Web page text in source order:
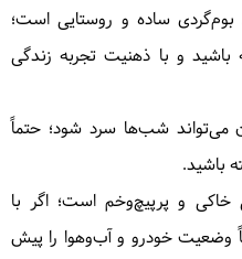
بوم‌گردی ساده و روستایی است؛
باشید و با ذهنیت تجربه زندگی
می‌تواند شب‌ها سرد شود؛ حتماً
باشید.
و پرپیچ‌وخم است؛ اگر با
وضعیت خودرو و آب‌وهوا را پیش